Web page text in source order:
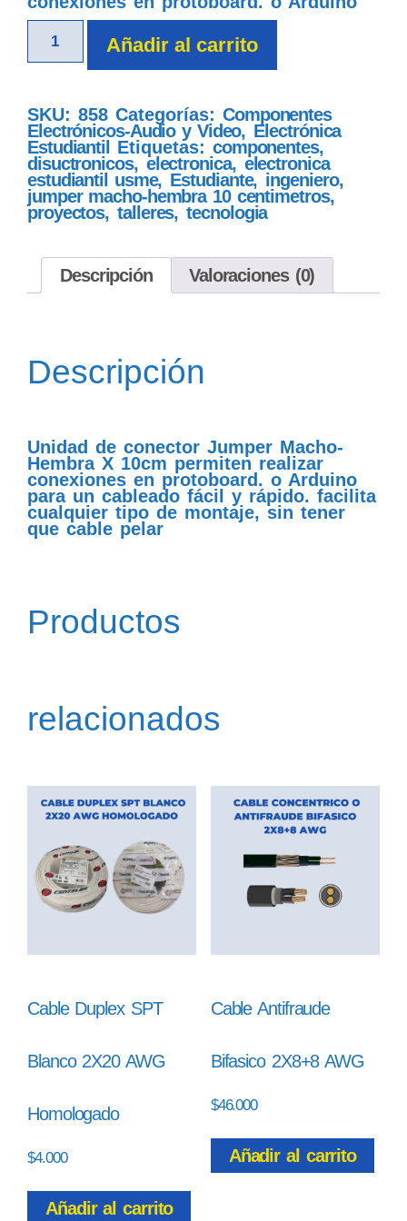
Añadir al carrito
SKU: 858 Categorías: Componentes
Electrónicos-Audio y Video, Electrónica
Estudiantil
Etiquetas: componentes,
disuctronicos, electronica, electronica
estudiantil usme, Estudiante, ingeniero,
jumper macho-hembra 10 centimetros,
proyectos,talleres,tecnologia
Descripción Valoraciones (0)
Descripción
Unidad de conector Jumper Macho-
Hembra X 10cm permiten realizar
conexiones en protoboard. o Arduino
para un cableado fácil y rápido. facilita
cualquier tipo de montaje, sin tener
que cable pelar
Productos
relacionados
Cable Duplex SPT
Blanco 2X20 AWG
Homologado
$4.000
Añadir al carrito
Cable Antifraude
Bifasico 2X8+8 AWG
$46.000
Añadir al carrito